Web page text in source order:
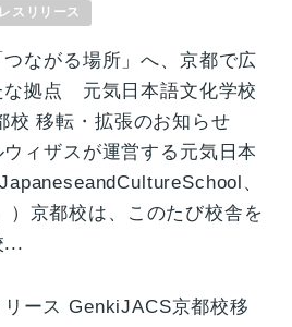
スリリース
つながる場所」へ、京都で広
な拠点 元気日本語文化学校
校 移転・拡張のお知らせ
ィザスが運営する元気日本
、
）京都校は、このたび校舎を
...
ース GenkiJACS京都校移